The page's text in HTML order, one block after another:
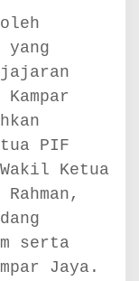
jajaran
PIF
Ketua
serta
Jaya.